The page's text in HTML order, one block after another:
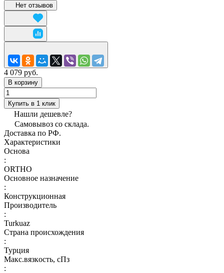
Нет отзывов
4 079 руб.
В корзину
Купить в 1 клик
Нашли дешевле?
Самовывоз со склада.
Доставка по РФ.
Характеристики
Основа
:
ORTHO
Основное назначение
:
Конструкционная
Производитель
:
Turkuaz
Страна происхождения
:
Турция
Макс.вязкoсть, сПз
: